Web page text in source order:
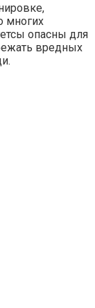
многих
опасны для
вредных